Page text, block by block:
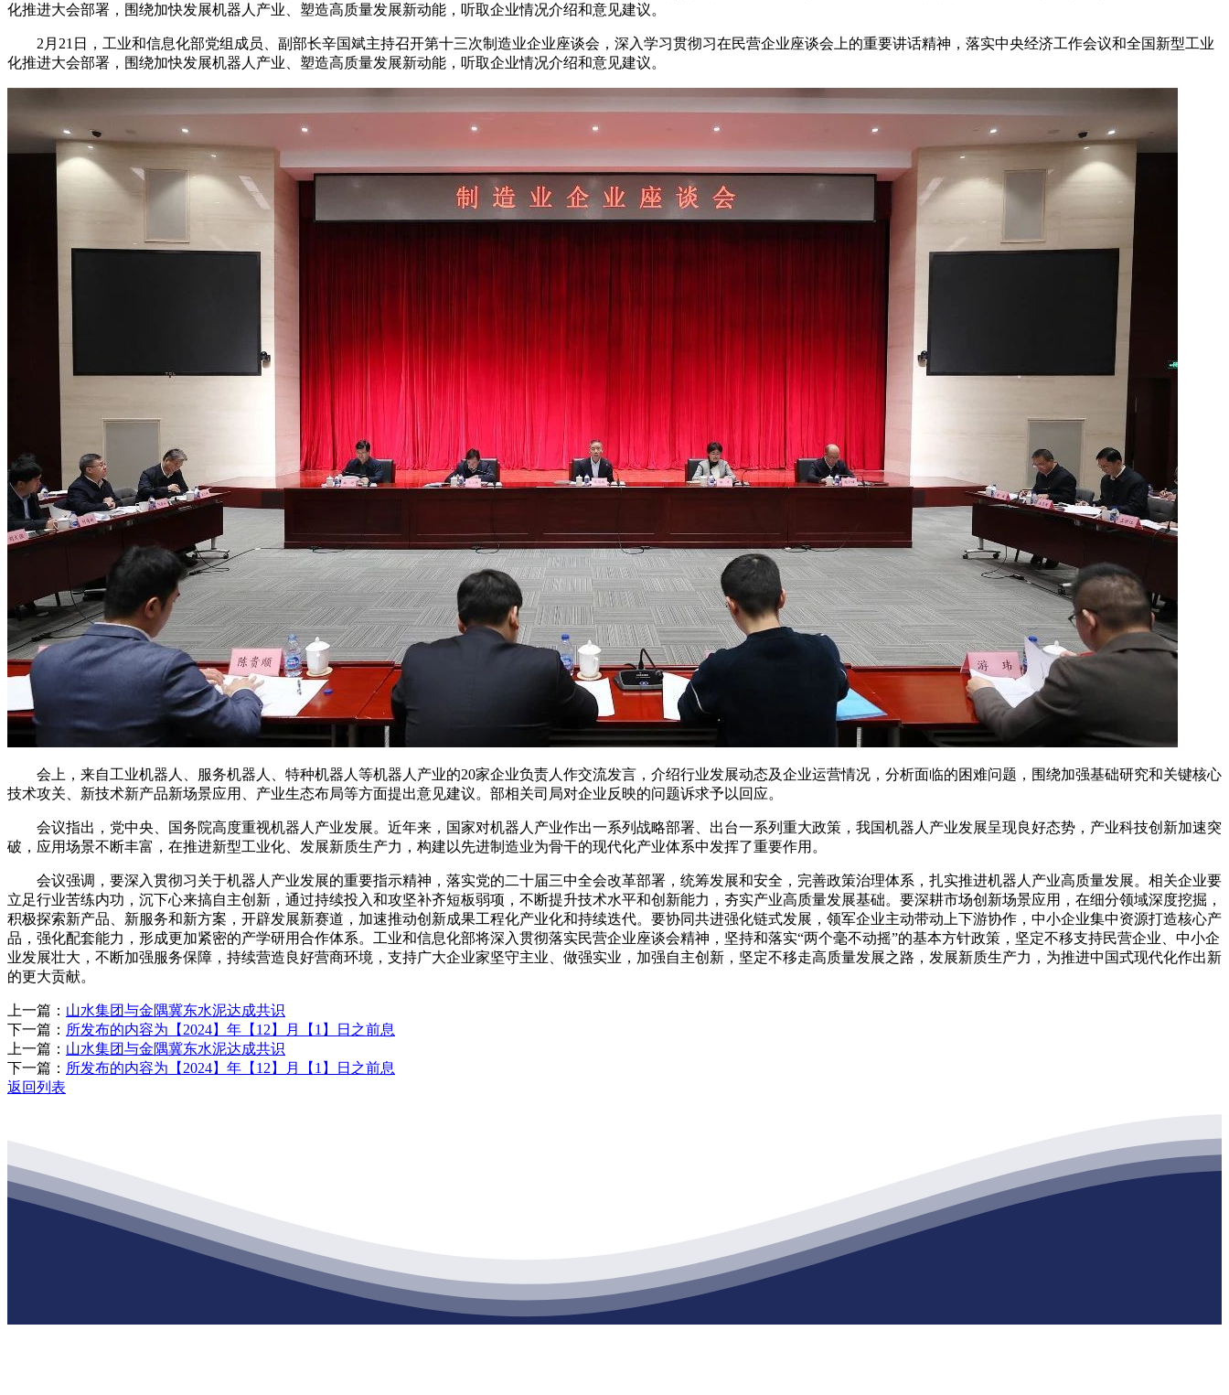
化推进大会部署，围绕加快发展机器人产业、塑造高质量发展新动能，听取企业情况介绍和意见建议。
2月21日，工业和信息化部党组成员、副部长辛国斌主持召开第十三次制造业企业座谈会，深入学习贯彻习在民营企业座谈会上的重要讲话精神，落实中央经济工作会议和全国新型工业
化推进大会部署，围绕加快发展机器人产业、塑造高质量发展新动能，听取企业情况介绍和意见建议。
会上，来自工业机器人、服务机器人、特种机器人等机器人产业的20家企业负责人作交流发言，介绍行业发展动态及企业运营情况，分析面临的困难问题，围绕加强基础研究和关键核心
技术攻关、新技术新产品新场景应用、产业生态布局等方面提出意见建议。部相关司局对企业反映的问题诉求予以回应。
会议指出，党中央、国务院高度重视机器人产业发展。近年来，国家对机器人产业作出一系列战略部署、出台一系列重大政策，我国机器人产业发展呈现良好态势，产业科技创新加速突
破，应用场景不断丰富，在推进新型工业化、发展新质生产力，构建以先进制造业为骨干的现代化产业体系中发挥了重要作用。
会议强调，要深入贯彻习关于机器人产业发展的重要指示精神，落实党的二十届三中全会改革部署，统筹发展和安全，完善政策治理体系，扎实推进机器人产业高质量发展。相关企业要
立足行业苦练内功，沉下心来搞自主创新，通过持续投入和攻坚补齐短板弱项，不断提升技术水平和创新能力，夯实产业高质量发展基础。要深耕市场创新场景应用，在细分领域深度挖掘，
积极探索新产品、新服务和新方案，开辟发展新赛道，加速推动创新成果工程化产业化和持续迭代。要协同共进强化链式发展，领军企业主动带动上下游协作，中小企业集中资源打造核心产
品，强化配套能力，形成更加紧密的产学研用合作体系。工业和信息化部将深入贯彻落实民营企业座谈会精神，坚持和落实“两个毫不动摇”的基本方针政策，坚定不移支持民营企业、中小企
业发展壮大，不断加强服务保障，持续营造良好营商环境，支持广大企业家坚守主业、做强实业，加强自主创新，坚定不移走高质量发展之路，发展新质生产力，为推进中国式现代化作出新
的更大贡献。
上一篇： 山水集团与金隅冀东水泥达成共识
下一篇： 所发布的内容为【2024】年【12】月【1】日之前息
上一篇： 山水集团与金隅冀东水泥达成共识
下一篇： 所发布的内容为【2024】年【12】月【1】日之前息
返回列表